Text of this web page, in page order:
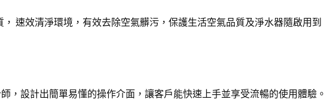
速效清淨環境，有效去除空氣髒污，保護生活空氣品質及淨水器隨啟用到
，設計出簡單易懂的操作介面，讓客戶能快速上手並享受流暢的使用體驗。